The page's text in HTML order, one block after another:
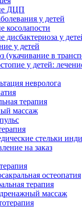
ДЦП
у детей
косолапости
дисбактериоза у
у детей
(укачивание в
у детей:
невролога
терапия
массаж
стельки
на заказ
остеопатия
терапия
массаж